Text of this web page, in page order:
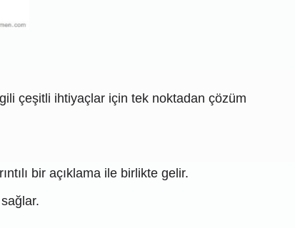
çeşitli ihtiyaçlar için tek noktadan çözüm
bir açıklama ile birlikte gelir.